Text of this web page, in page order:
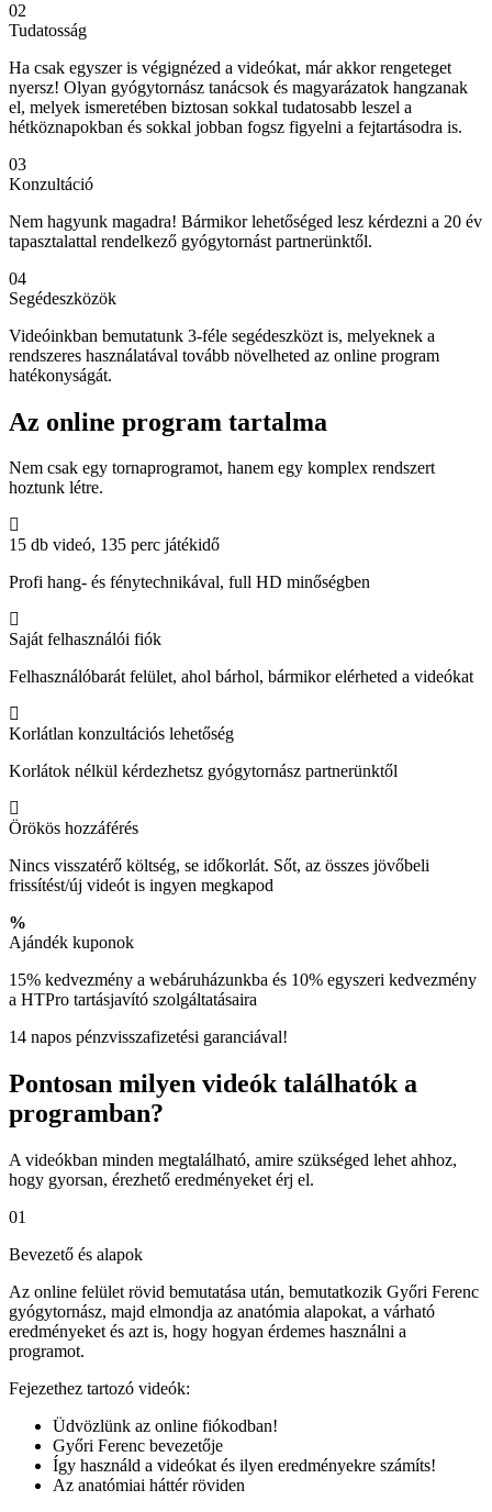
02
Tudatosság
Ha csak egyszer is végignézed a videókat, már akkor rengeteget
nyersz! Olyan gyógytornász tanácsok és magyarázatok hangzanak
el, melyek ismeretében biztosan sokkal tudatosabb leszel a
hétköznapokban és sokkal jobban fogsz figyelni a fejtartásodra is.
03
Konzultáció
Nem hagyunk magadra! Bármikor lehetőséged lesz kérdezni a 20 év
tapasztalattal rendelkező gyógytornást partnerünktől.
04
Segédeszközök
Videóinkban bemutatunk 3-féle segédeszközt is, melyeknek a
rendszeres használatával tovább növelheted az online program
hatékonyságát.
Az online program tartalma
Nem csak egy tornaprogramot, hanem egy komplex rendszert
hoztunk létre.
15 db videó, 135 perc játékidő
Profi hang- és fénytechnikával, full HD minőségben
Saját felhasználói fiók
Felhasználóbarát felület, ahol bárhol, bármikor elérheted a videókat
Korlátlan konzultációs lehetőség
Korlátok nélkül kérdezhetsz gyógytornász partnerünktől
Örökös hozzáférés
Nincs visszatérő költség, se időkorlát. Sőt, az összes jövőbeli
frissítést/új videót is ingyen megkapod
Ajándék kuponok
15% kedvezmény a webáruházunkba és 10% egyszeri kedvezmény
a HTPro tartásjavító szolgáltatásaira
14 napos pénzvisszafizetési garanciával!
Pontosan milyen videók találhatók a
programban?
A videókban minden megtalálható, amire szükséged lehet ahhoz,
hogy gyorsan, érezhető eredményeket érj el.
01
Bevezető és alapok
Az online felület rövid bemutatása után, bemutatkozik Győri Ferenc
gyógytornász, majd elmondja az anatómia alapokat, a várható
eredményeket és azt is, hogy hogyan érdemes használni a
programot.
Fejezethez tartozó videók:
Üdvözlünk az online fiókodban!
Győri Ferenc bevezetője
Így használd a videókat és ilyen eredményekre számíts!
Az anatómiai háttér röviden